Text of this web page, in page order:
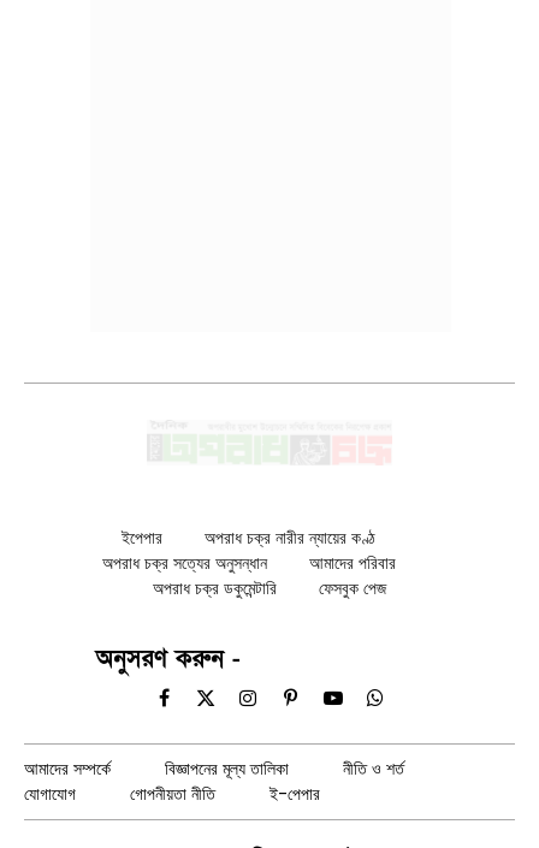
ইপেপার
অপরাধ চক্র নারীর ন্যায়ের কণ্ঠ
অপরাধ চক্র সত্যের অনুসন্ধান
আমাদের পরিবার
অপরাধ চক্র ডকুমেন্টারি
ফেসবুক পেজ
অনুসরণ করুন -
Facebook
X
InstagramPinterestYouTubeWhatsApp
আমাদের সম্পর্কে বিজ্ঞাপনের মূল্য তালিকা
নীতি ও শর্ত
যোগাযোগ
গোপনীয়তা নীতি ই-পেপার